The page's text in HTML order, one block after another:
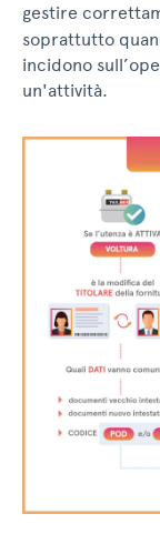
gestire
soprattutto
incidono
un'attività.